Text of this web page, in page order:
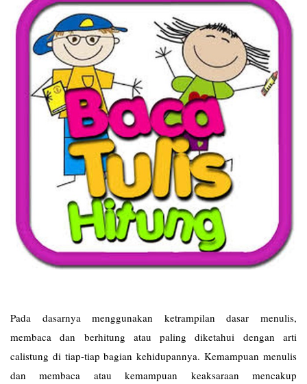
Pada dasarnya menggunakan ketrampilan dasar menulis,
membaca dan berhitung atau paling diketahui dengan arti
calistung di tiap-tiap bagian kehidupannya. Kemampuan menulis
dan membaca atau kemampuan keaksaraan mencakup